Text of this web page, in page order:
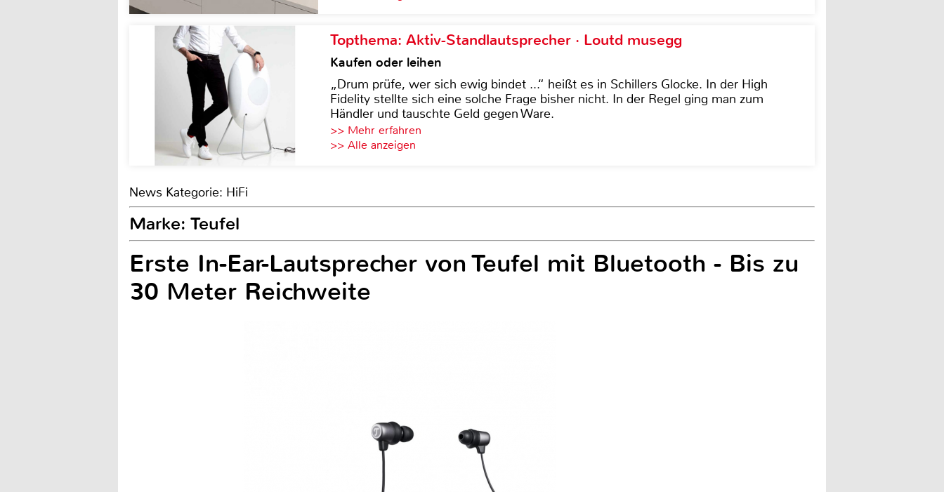
Topthema: Aktiv-Standlautsprecher · Loutd musegg
Kaufen oder leihen
„Drum prüfe, wer sich ewig bindet ...“ heißt es in Schillers Glocke. In der High
Fidelity stellte sich eine solche Frage bisher nicht. In der Regel ging man zum
Händler und tauschte Geld gegen Ware.
>> Mehr erfahren
>> Alle anzeigen
News Kategorie: HiFi
Marke: Teufel
Erste In-Ear-Lautsprecher von Teufel mit Bluetooth - Bis zu
30 Meter Reichweite